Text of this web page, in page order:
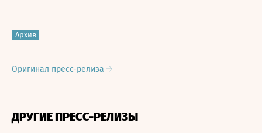
Архив
Оригинал пресс-релиза
ДРУГИЕ ПРЕСС-РЕЛИЗЫ